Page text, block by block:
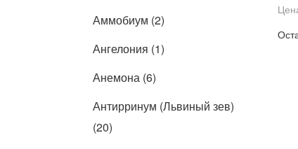
Аммобиум (2)
Ангелония (1)
Анемона (6)
Антирринум (Львиный зев)
(20)